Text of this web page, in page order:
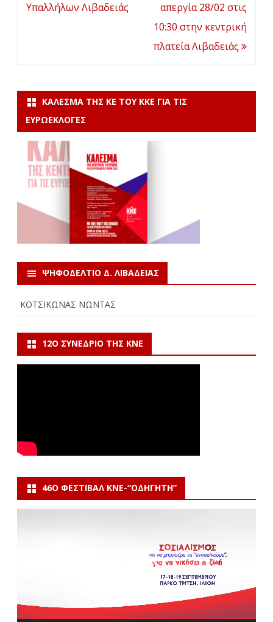
Υπαλλήλων Λιβαδειάς
απεργία 28/02 στις
10:30 στην κεντρική
πλατεία Λιβαδειάς
ΚΆΛΕΣΜΑ ΤΗΣ ΚΕ ΤΟΥ ΚΚΕ ΓΙΑ ΤΙΣ
ΕΥΡΩΕΚΛΟΓΈΣ
ΨΗΦΟΔΕΛΤΙΟ Δ. ΛΙΒΑΔΕΙΑΣ
ΚΟΤΣΙΚΩΝΑΣ ΝΩΝΤΑΣ
12Ο ΣΥΝΈΔΡΙΟ ΤΗΣ ΚΝΕ
46Ο ΦΕΣΤΙΒΆΛ ΚΝΕ-“ΟΔΗΓΗΤΗ”
Πρόγραμμα